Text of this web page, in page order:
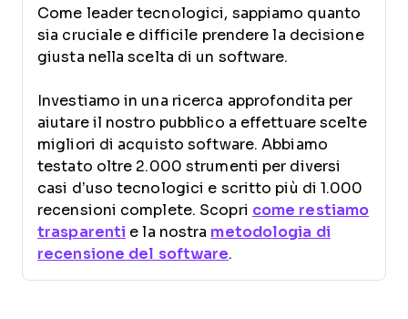
Come leader tecnologici, sappiamo quanto
sia cruciale e difficile prendere la decisione
giusta nella scelta di un software.
Investiamo in una ricerca approfondita per
aiutare il nostro pubblico a effettuare scelte
migliori di acquisto software. Abbiamo
testato oltre 2.000 strumenti per diversi
casi d’uso tecnologici e scritto più di 1.000
recensioni complete. Scopri come restiamo
trasparenti e la nostra metodologia di
recensione del software.